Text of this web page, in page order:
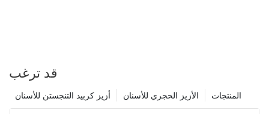
قد ترغب
المنتجات الأزيز الحجري للأسنان أزيز كربيد التنجستن للأسنان